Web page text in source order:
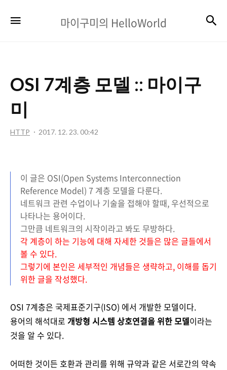
이
의
마이구미의 HelloWorld
OSI 7계층 모델 :: 마이구
미
HTTP 2017. 12. 23. 00:42
이 글은 OSI(Open Systems Interconnection
Reference Model) 7 계층 모델을 다룬다.
네트워크 관련 수업이나 기술을 접해야 할때, 우선적으로
나타나는 용어이다.
그만큼 네트워크의 시작이라고 봐도 무방하다.
각 계층이 하는 기능에 대해 자세한 것들은 많은 글들에서
볼 수 있다.
그렇기에 본인은 세부적인 개념들은 생략하고, 이해를 돕기
위한 글을 작성했다.
OSI 7계층은 국제표준기구(ISO) 에서 개발한 모델이다.
용어의 해석대로 개방형 시스템 상호연결을 위한모델이라는
것을 알 수 있다.
어떠한 것이든 호환과 관리를 위해 규약과 같은 서로간의 약속